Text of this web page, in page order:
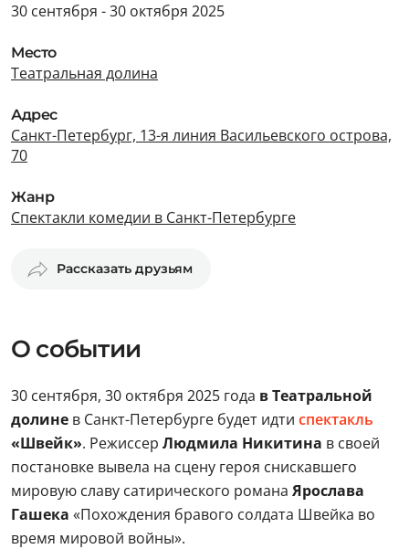
30 сентября - 30 октября 2025
Место
Театральная долина
Адрес
Санкт-Петербург, 13-я линия Васильевского острова,
70
Жанр
Спектакли комедии в Санкт-Петербурге
Рассказать друзьям
О событии
30 сентября, 30 октября 2025 года в Театральной
долине в Санкт-Петербурге будет идти спектакль
«Швейк». Режиссер Людмила Никитина в своей
постановке вывела на сцену героя снискавшего
мировую славу сатирического романа Ярослава
Гашека «Похождения бравого солдата Швейка во
время мировой войны».